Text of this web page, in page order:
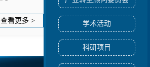
学术活动
科研项目
查看更多 >